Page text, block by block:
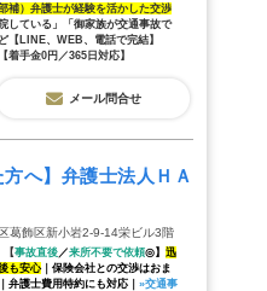
補）弁護士が経験を活かした交渉
している」「御家族が交通事故で
【LINE、WEB、電話で完結】
【着手金0円 ／365日 対応】
メール問合せ
方へ】弁護士法人ＨＡ
葛飾区新小岩2-9-14栄ビル3階
【事故直後／来所不要で依頼◎】 迅
も安心｜保険会社との交渉はおま
弁護士費用特約にも対応｜ »交通事